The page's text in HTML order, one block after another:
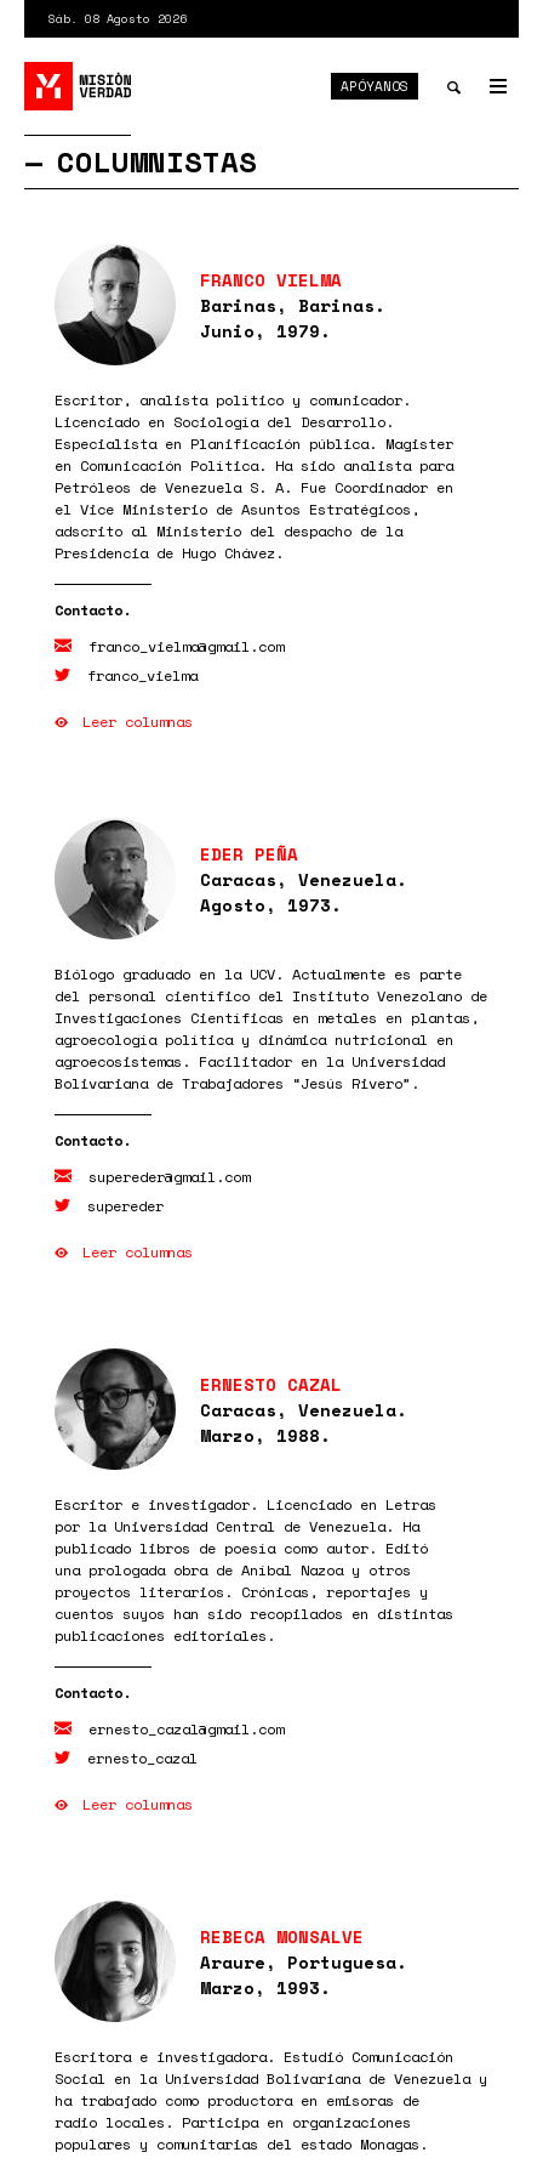
contenido
principal
Sáb. 08 Agosto 2026
search
APÓYANOS
COLUMNISTAS
FRANCO VIELMA
Barinas, Barinas.
Junio, 1979.
Escritor, analista político y comunicador.
Licenciado en Sociología del Desarrollo.
Especialista en Planificación pública. Magister
en Comunicación Política. Ha sido analista para
Petróleos de Venezuela S. A. Fue Coordinador en
el Vice Ministerio de Asuntos Estratégicos,
adscrito al Ministerio del despacho de la
Presidencia de Hugo Chávez.
franco_vielma@gmail.com
franco_vielma
Leer columnas
EDER PEÑA
Caracas, Venezuela.
Agosto, 1973.
Biólogo graduado en la UCV. Actualmente es parte
del personal científico del Instituto Venezolano de
Investigaciones Científicas en metales en plantas,
agroecología política y dinámica nutricional en
agroecosistemas. Facilitador en la Universidad
Bolivariana de Trabajadores “Jesús Rivero”.
supereder@gmail.com
supereder
Leer columnas
ERNESTO CAZAL
Caracas, Venezuela.
Marzo, 1988.
Escritor e investigador. Licenciado en Letras
por la Universidad Central de Venezuela. Ha
publicado libros de poesía como autor. Editó
una prologada obra de Aníbal Nazoa y otros
proyectos literarios. Crónicas, reportajes y
cuentos suyos han sido recopilados en distintas
publicaciones editoriales.
ernesto_cazal@gmail.com
ernesto_cazal
Leer columnas
REBECA MONSALVE
Araure, Portuguesa.
Marzo, 1993.
Escritora e investigadora. Estudió Comunicación
Social en la Universidad Bolivariana de Venezuela y
ha trabajado como productora en emisoras de
radio locales. Participa en organizaciones
populares y comunitarias del estado Monagas.